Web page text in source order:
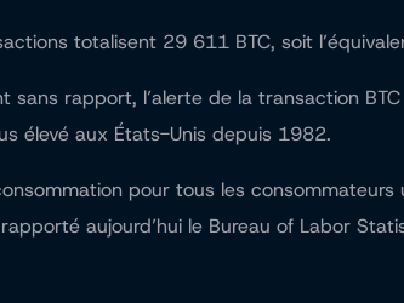
totalisent 29 611 BTC, soit
sans rapport, l’alerte de la transaction
élevé aux États-Unis depuis 1982.
pour tous les
aujourd’hui le Bureau of Labor